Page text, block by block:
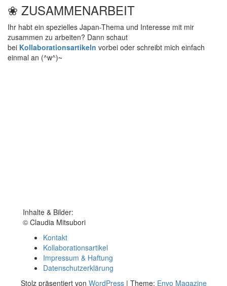
❀ ZUSAMMENARBEIT
Ihr habt ein spezielles Japan-Thema und Interesse mit mir
zusammen zu arbeiten? Dann schaut
bei Kollaborationsartikeln vorbei oder schreibt mich einfach
einmal an (^w^)~
Inhalte & Bilder:
© Claudia Mitsubori
Kontakt
Kollaborationsartikel
Impressum & Haftung
Datenschutzerklärung
Stolz präsentiert von WordPress | Theme: Envo Magazine